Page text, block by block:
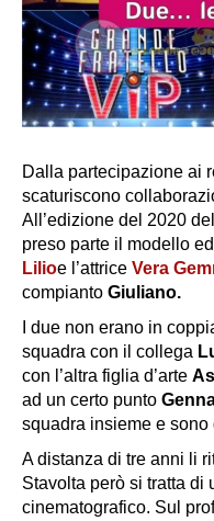
Dalla partecipazione ai
scaturiscono
All’edizione del 2020
preso parte il modello
Lilioe l’attrice Vera
compianto Giuliano.
I due non erano in
squadra con il collega
con l’altra figlia d’arte
ad un certo punto
squadra insieme e sono
A distanza di tre anni li
Stavolta però si tratta di
cinematografico. Sul